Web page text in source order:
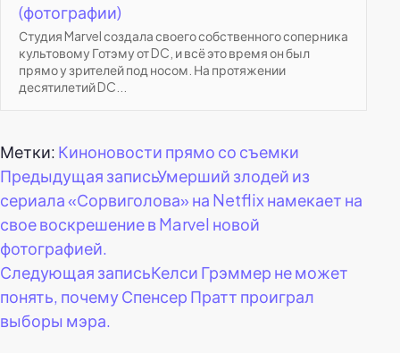
(фотографии)
Студия Marvel создала своего собственного соперника
культовому Готэму от DC, и всё это время он был
прямо у зрителей под носом. На протяжении
десятилетий DC...
Метки: Киноновости прямо со съемки
Навигация
по
записям
Предыдущая записьУмерший злодей из
сериала «Сорвиголова» на Netflix намекает на
свое воскрешение в Marvel новой
фотографией.
Следующая записьКелси Грэммер не может
понять, почему Спенсер Пратт проиграл
выборы мэра.